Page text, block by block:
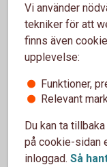
Fullt
Fullt arbetsför är
används för
pensionsplaner.
Swedbank
arbetsgivaren
Vi använder
tekniker för att
finns även
upplevelse:
Funktioner,
Relevant
Du kan ta
på cookie-sidan
inloggad. Så